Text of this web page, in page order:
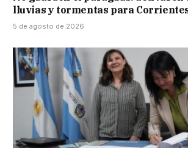
lluvias y tormentas para
5 de agosto de 2026